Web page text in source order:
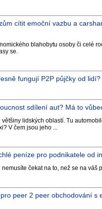
cítit emoční vazbu a
blahobytu osoby či celé
se.
fungují P2P půjčky od
sdílení aut? Má to
lidských oblastí. Tu
V čem jsou jeho ...
peníze pro podnikatele od
čekat na to, než se na
peer 2 peer obchodování s